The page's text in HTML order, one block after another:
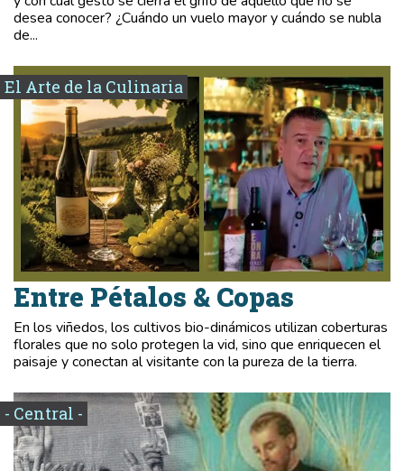
desea conocer? ¿Cuándo un vuelo mayor y cuándo se nubla
de...
El Arte de la Culinaria
Entre Pétalos & Copas
En los viñedos, los cultivos bio-dinámicos utilizan coberturas
florales que no solo protegen la vid, sino que enriquecen el
paisaje y conectan al visitante con la pureza de la tierra.
- Central -